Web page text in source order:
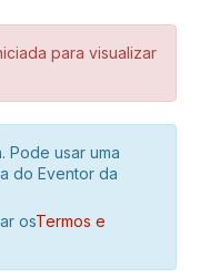
para visualizar
Pode usar uma
do Eventor da
osTermos e